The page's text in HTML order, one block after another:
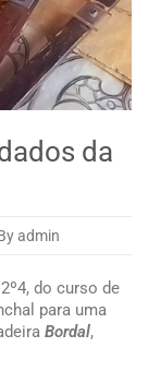
da
admin
do curso de
para uma
Bordal,